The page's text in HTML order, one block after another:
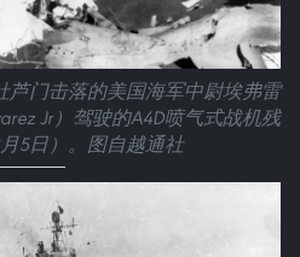
芦门击落的美国海军中尉埃弗雷
Jr）驾驶的A4D喷气式战机残
5日）。图自越通社